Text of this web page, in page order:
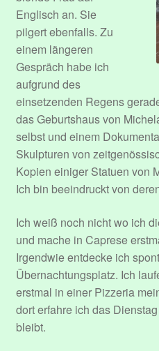
Englisch an. Sie
pilgert ebenfalls. Zu
einem längeren
Gespräch habe ich
aufgrund des
einsetzenden Regens
das Geburtshaus von
selbst und einem
Skulpturen von
Kopien einiger Statuen von
Ich bin beeindruckt von
Ich weiß noch nicht wo ich
und mache in Caprese
Irgendwie entdecke ich
Übernachtungsplatz. Ich
erstmal in einer Pizzeria
dort erfahre ich das
bleibt.